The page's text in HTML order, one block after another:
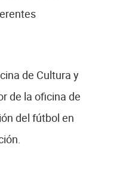
de Cultura y
de la oficina de
del fútbol en